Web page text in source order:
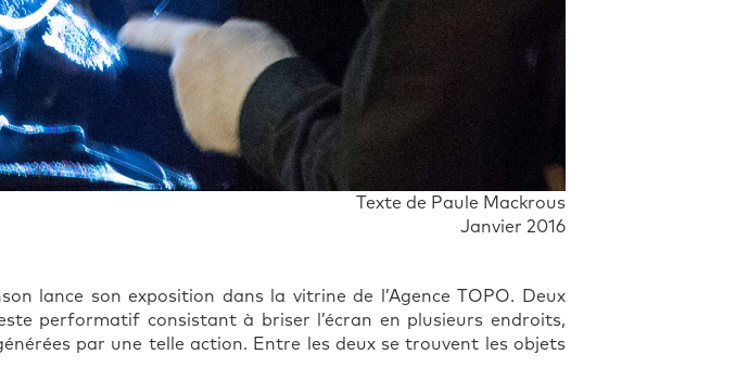
Texte de Paule Mackrous
Janvier 2016
lance son exposition dans la vitrine de l’Agence TOPO. Deux
performatif consistant à briser l’écran en plusieurs endroits,
par une telle action. Entre les deux se trouvent les objets